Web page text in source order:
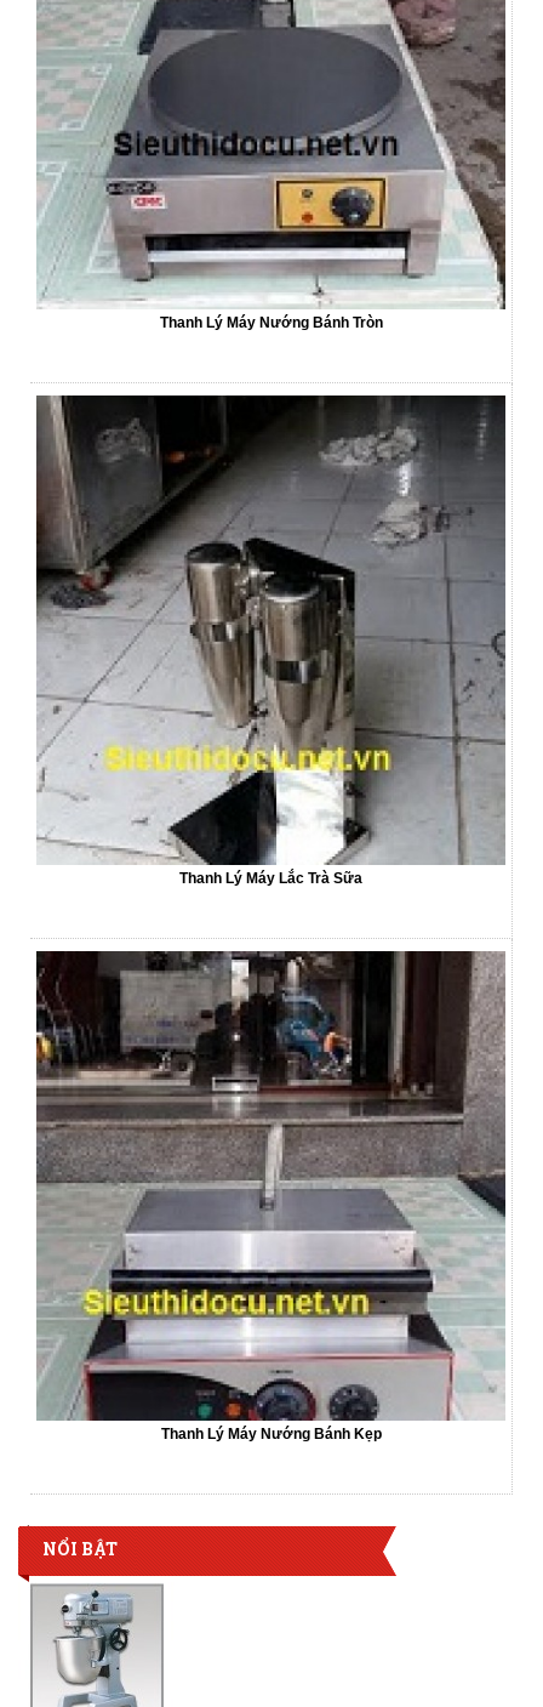
Thanh Lý Máy Nướng Bánh Tròn
Thanh Lý Máy Lắc Trà Sữa
Thanh Lý Máy Nướng Bánh Kẹp
NỔI BẬT